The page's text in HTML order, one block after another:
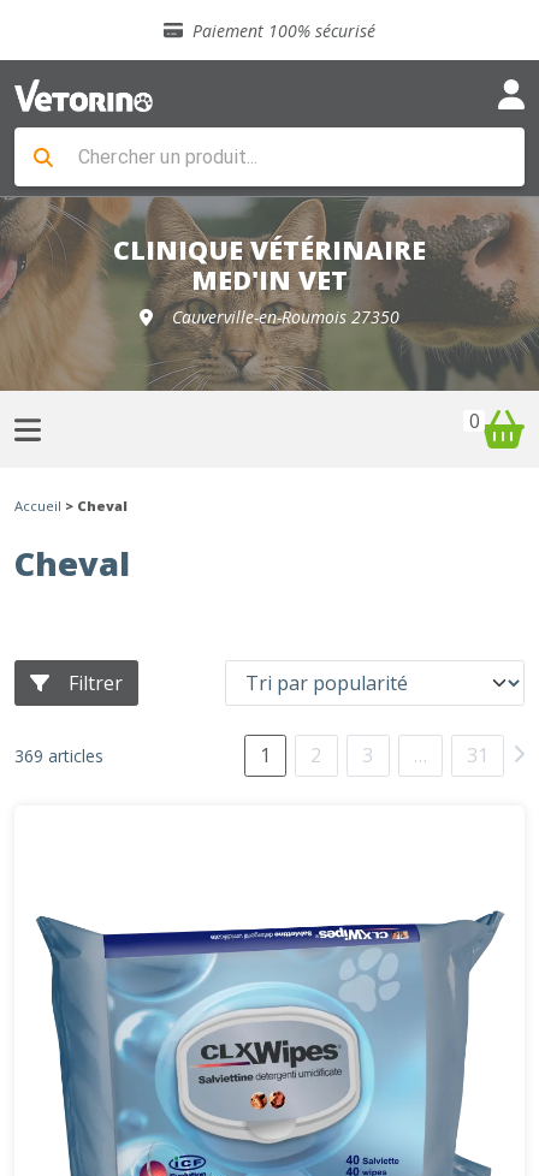
Paiement 100% sécurisé
Livraison gratuite en clinique vétérinaire
Sélection de croquettes vétérinaire
Livraison gratuite en clinique vétérinaire
Retour gratuit en clinique
Sélection de croquettes vétérinaire
CLINIQUE VÉTÉRINAIRE
MED'IN VET
Cauverville-en-Roumois 27350
0
Accueil > Cheval
Cheval
Filtrer
369 articles 1 2 3 … 31